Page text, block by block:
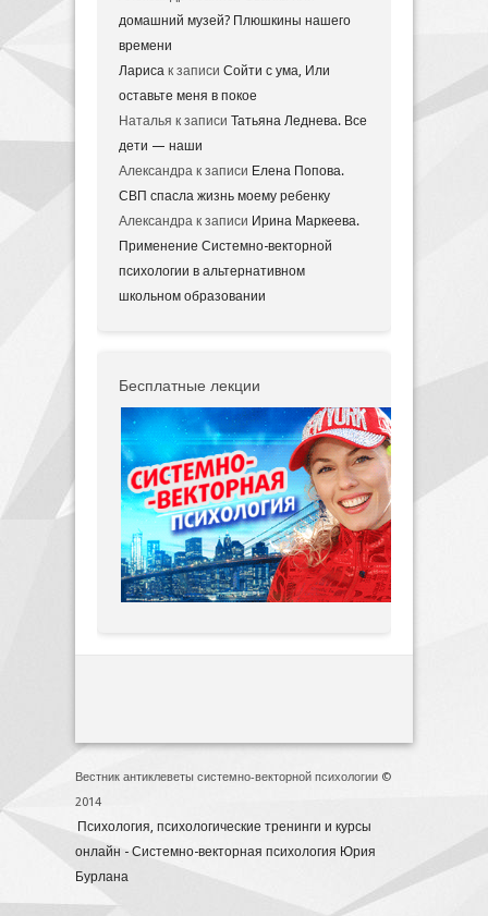
домашний музей? Плюшкины нашего
времени
Лариса к записи Сойти с ума, Или
оставьте меня в покое
Наталья к записи Татьяна Леднева. Все
дети — наши
Александра к записи Елена Попова.
СВП спасла жизнь моему ребенку
Александра к записи Ирина Маркеева.
Применение Системно-векторной
психологии в альтернативном
школьном образовании
Бесплатные лекции
Вестник антиклеветы системно-векторной психологии ©
2014
Психология, психологические тренинги и курсы
онлайн - Системно-векторная психология Юрия
Бурлана